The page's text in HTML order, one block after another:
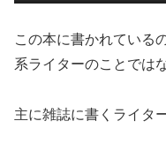
この本に書かれている
系ライターのことでは
主に雑誌に書くライタ